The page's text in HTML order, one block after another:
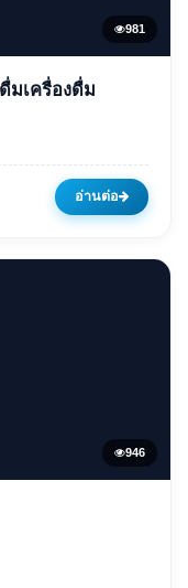
981
ทบจาก
อฮอล์
มเครื่องดื่ม
อ่านต่อ
946